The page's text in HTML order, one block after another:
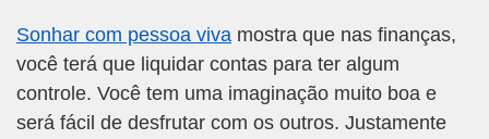
Sonhar com pessoa viva mostra que nas finanças,
você terá que liquidar contas para ter algum
controle. Você tem uma imaginação muito boa e
será fácil de desfrutar com os outros. Justamente